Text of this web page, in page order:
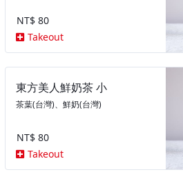
NT$ 80
Takeout
東方美人鮮奶茶 小
茶葉(台灣)、鮮奶(台灣)
NT$ 80
Takeout